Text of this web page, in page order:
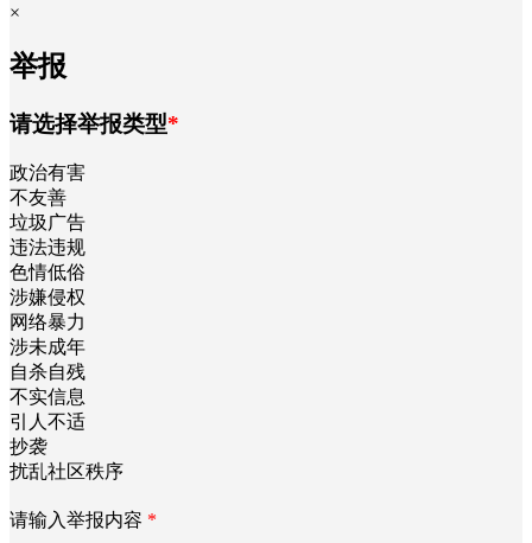
×
举报
请选择举报类型*
政治有害
不友善
垃圾广告
违法违规
色情低俗
涉嫌侵权
网络暴力
涉未成年
自杀自残
不实信息
引人不适
抄袭
扰乱社区秩序
请输入举报内容 *